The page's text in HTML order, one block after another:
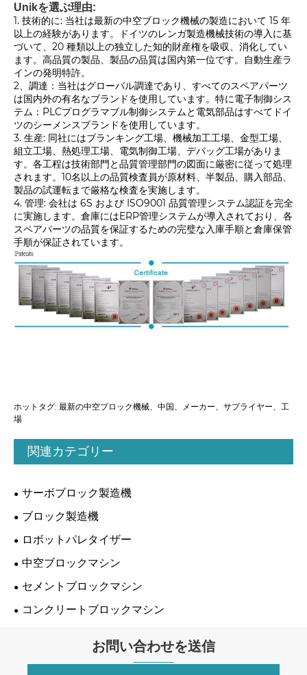
Unikを選ぶ理由:
1. 技術的に: 当社は最新の中空ブロック機械の製造において 15 年
以上の経験があります。ドイツのレンガ製造機械技術の導入に基
づいて、20 種類以上の独立した知的財産権を吸収、消化してい
ます。高品質の製品、製品の品質は国内第一位です。自動生産ラ
インの発明特許。
2、調達：当社はグローバル調達であり、すべてのスペアパーツ
は国内外の有名なブランドを使用しています。特に電子制御シス
テム：PLCプログラマブル制御システムと電気部品はすべてドイ
ツのシーメンスブランドを使用しています。
3. 生産: 同社にはブランキング工場、機械加工工場、金型工場、
組立工場、熱処理工場、電気制御工場、デバッグ工場がありま
す。各工程は技術部門と品質管理部門の図面に厳密に従って処理
されます。10名以上の品質検査員が原材料、半製品、購入部品、
製品の試運転まで厳格な検査を実施します。
4. 管理: 会社は 6S および ISO9001 品質管理システム認証を完全
に実施します。倉庫にはERP管理システムが導入されており、各
スペアパーツの品質を保証するための完璧な入庫手順と倉庫保管
手順が保証されています。
ホットタグ: 最新の中空ブロック機械、中国、メーカー、サプライヤー、工
場
関連カテゴリー
サーボブロック製造機
ブロック製造機
ロボットパレタイザー
中空ブロックマシン
セメントブロックマシン
コンクリートブロックマシン
お問い合わせを送信